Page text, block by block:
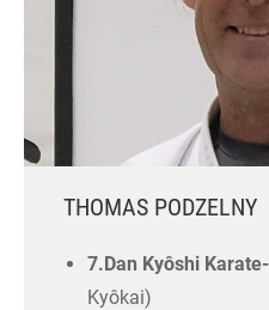
THOMAS PODZELNY
7.Dan Kyôshi
Kyôkai)